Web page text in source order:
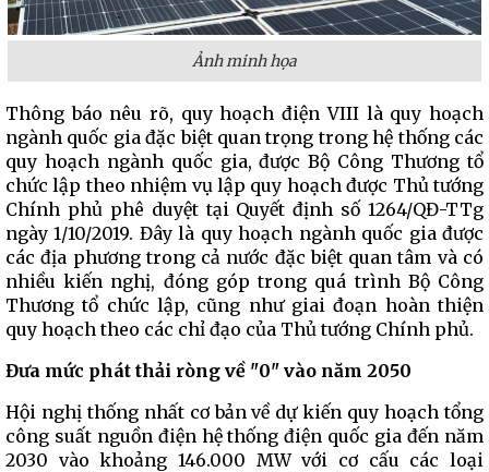
Ảnh minh họa
Thông báo nêu rõ, quy hoạch điện VIII là quy hoạch
ngành quốc gia đặc biệt quan trọng trong hệ thống các
quy hoạch ngành quốc gia, được Bộ Công Thương tổ
chức lập theo nhiệm vụ lập quy hoạch được Thủ tướng
Chính phủ phê duyệt tại Quyết định số 1264/QĐ-TTg
ngày 1/10/2019. Đây là quy hoạch ngành quốc gia được
các địa phương trong cả nước đặc biệt quan tâm và có
nhiều kiến nghị, đóng góp trong quá trình Bộ Công
Thương tổ chức lập, cũng như giai đoạn hoàn thiện
quy hoạch theo các chỉ đạo của Thủ tướng Chính phủ.
Đưa mức phát thải ròng về "0" vào năm 2050
Hội nghị thống nhất cơ bản về dự kiến quy hoạch tổng
công suất nguồn điện hệ thống điện quốc gia đến năm
2030 vào khoảng 146.000 MW với cơ cấu các loại